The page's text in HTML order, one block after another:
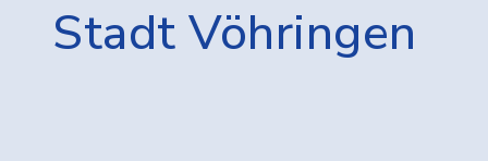
Stadt Vöhringen